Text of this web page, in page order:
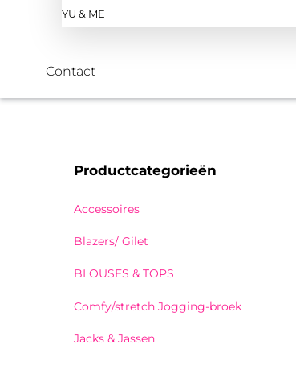
YU & ME
Contact
Productcategorieën
Accessoires
Blazers/ Gilet
BLOUSES & TOPS
Comfy/stretch Jogging-broek
Jacks & Jassen